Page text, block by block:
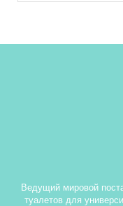
Ведущий мировой
туалетов для